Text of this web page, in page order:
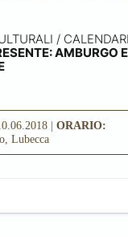
/
AMBURGO
| ORARIO:
Lubecca